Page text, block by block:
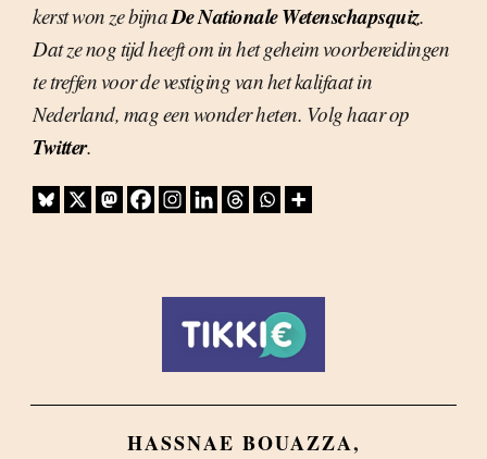
kerst won ze bijnaDe Nationale Wetenschapsquiz.
Dat ze nog tijd heeft om in het geheim voorbereidingen
te treffen voor de vestiging van het kalifaat in
Nederland, mag een wonder heten. Volg haar op
Twitter.
HASSNAE BOUAZZA,